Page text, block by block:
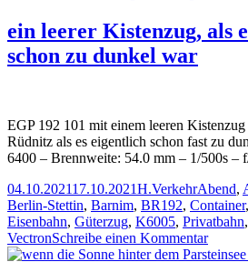
ein leerer Kistenzug, als
schon zu dunkel war
EGP 192 101 mit einem leeren
Rüdnitz als es eigentlich schon fast zu
6400 – Brennweite: 54.0 mm – 1/500s
Veröffentlicht
am
04.10.202117.10.2021Autor
H.Kategorien
VerkehrAbend,
Berlin-Stettin, Barnim, BR192, Container,
Eisenbahn, Güterzug, K6005, Privatbahn,
VectronSchreibe einen Kommentarzu
ein